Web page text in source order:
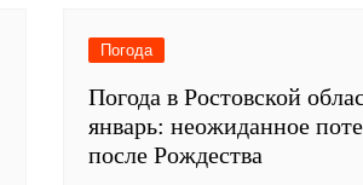
Погода
Погода в Ростовской
январь: неожиданное
после Рождества